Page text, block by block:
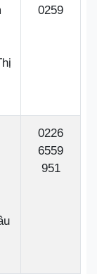
0259
0226
6559
951